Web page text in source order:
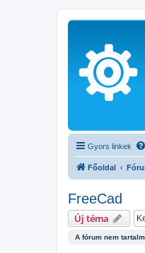
Gyors linkek
Főoldal
FreeCad
Új téma
A fórum nem